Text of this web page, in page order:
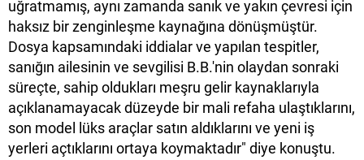
uğratmamış, aynı zamanda sanık ve yakın çevresi için
haksız bir zenginleşme kaynağına dönüşmüştür.
Dosya kapsamındaki iddialar ve yapılan tespitler,
sanığın ailesinin ve sevgilisi B.B.'nin olaydan sonraki
süreçte, sahip oldukları meşru gelir kaynaklarıyla
açıklanamayacak düzeyde bir mali refaha ulaştıklarını,
son model lüks araçlar satın aldıklarını ve yeni iş
yerleri açtıklarını ortaya koymaktadır" diye konuştu.